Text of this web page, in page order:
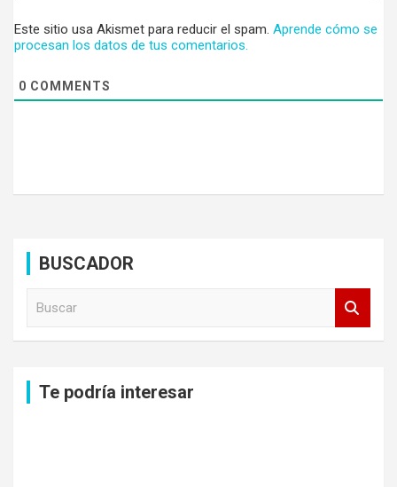
Este sitio usa Akismet para reducir el spam. Aprende cómo se
procesan los datos de tus comentarios.
0 COMMENTS
BUSCADOR
Te podría interesar